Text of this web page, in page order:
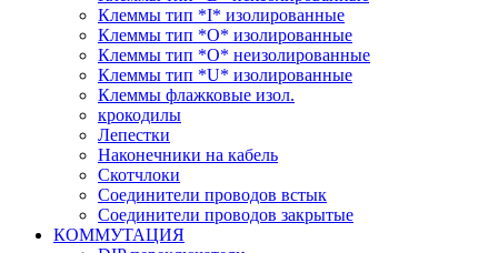
Клеммы тип *I* изолированные
Клеммы тип *O* изолированные
Клеммы тип *O* неизолированные
Клеммы тип *U* изолированные
Клеммы флажковые изол.
крокодилы
Лепестки
Наконечники на кабель
Скотчлоки
Соединители проводов встык
Соединители проводов закрытые
КОММУТАЦИЯ